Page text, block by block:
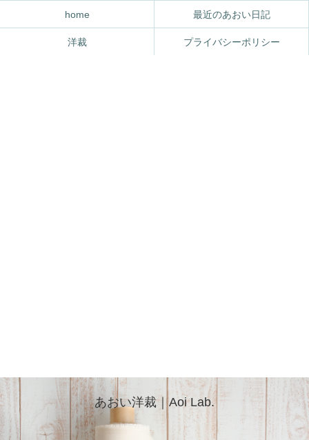
あおい洋裁｜Aoi Lab.
home 最近のあおい日記
洋裁 プライバシーポリシー